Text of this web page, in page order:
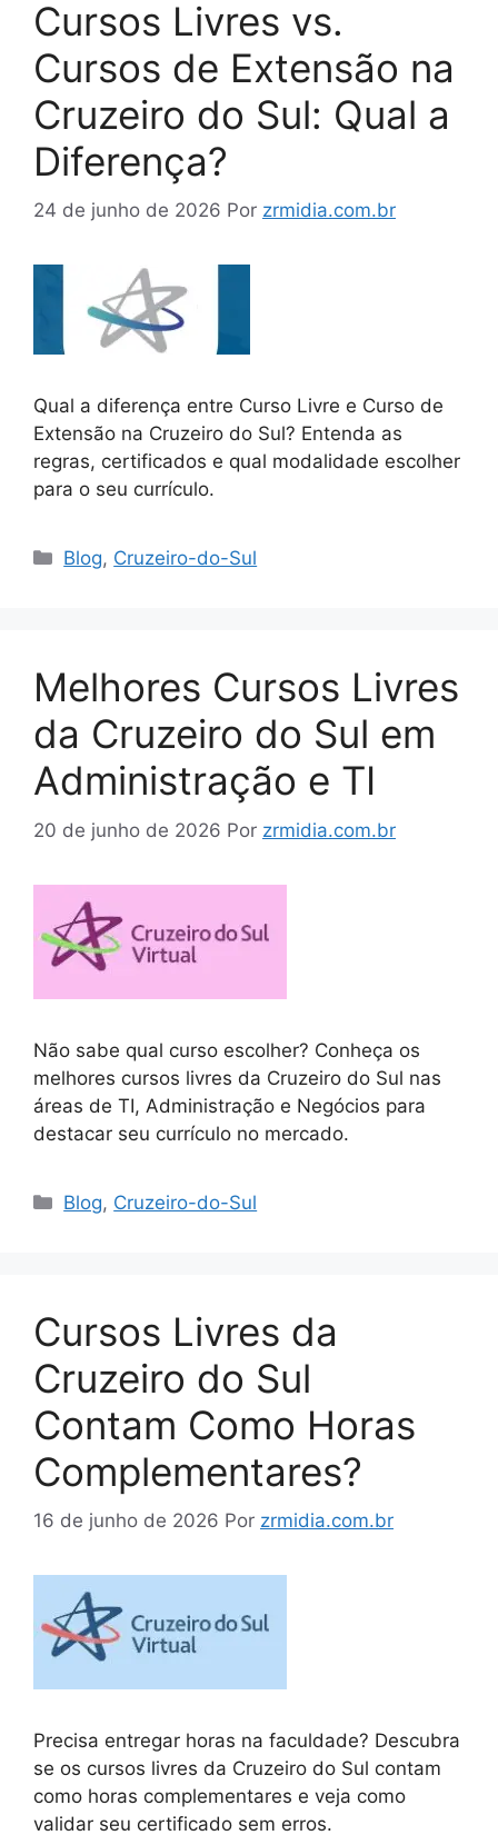
Cursos Livres vs.
Cursos de Extensão na
Cruzeiro do Sul: Qual a
Diferença?
24 de junho de 2026 Por zrmidia.com.br
Qual a diferença entre Curso Livre e Curso de
Extensão na Cruzeiro do Sul? Entenda as
regras, certificados e qual modalidade escolher
para o seu currículo.
Blog, Cruzeiro-do-Sul
Melhores Cursos Livres
da Cruzeiro do Sul em
Administração e TI
20 de junho de 2026 Por zrmidia.com.br
Não sabe qual curso escolher? Conheça os
melhores cursos livres da Cruzeiro do Sul nas
áreas de TI, Administração e Negócios para
destacar seu currículo no mercado.
Blog, Cruzeiro-do-Sul
Cursos Livres da
Cruzeiro do Sul
Contam Como Horas
Complementares?
16 de junho de 2026 Por zrmidia.com.br
Precisa entregar horas na faculdade? Descubra
se os cursos livres da Cruzeiro do Sul contam
como horas complementares e veja como
validar seu certificado sem erros.